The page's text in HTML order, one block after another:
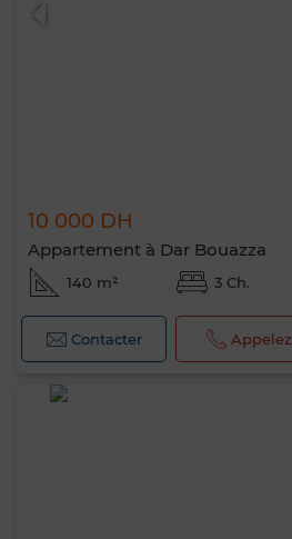
10 000 DH
Appartement à Dar Bouazza
140 m² 3 Ch.
Contacter Appelez